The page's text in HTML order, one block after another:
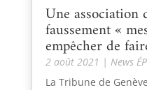
Une association
faussement «
empêcher de
2 août 2021 | News
La Tribune de